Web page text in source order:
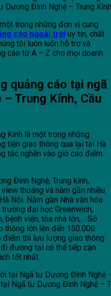
Đình Nghệ – Trung
trong những đơn vị cung
cáo ngoài trời uy tín, chất
tôi luôn luôn hỗ trợ và
cáo từ A – Z cho mọi doanh
quảng cáo tại ngã
Trung Kính, Cầu
Kính là một trong những
tiện giao thông qua lại tại Hà
tắc nghẽn vào giờ cao điểm
Đình Nghệ, Trung kính,
thoáng và nàm gần nhiều
Nội. Nằm gần Nhà văn hóa
trường đại học Greenwich,
bệnh viện, tòa nhà lớn,… Sở
thông lớn lên đến 150.000
thì lưu lượng giao thông
đường tại có thể tiếp cận
tốt nhất.
Ngã tư Dương Đình Nghệ –